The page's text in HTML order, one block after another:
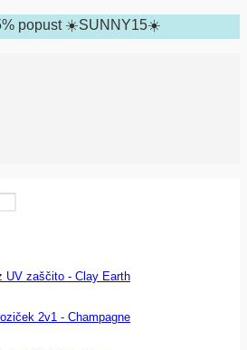
popust ☀️SUNNY15☀️
UV zaščito - Clay Earth
2v1 - Champagne